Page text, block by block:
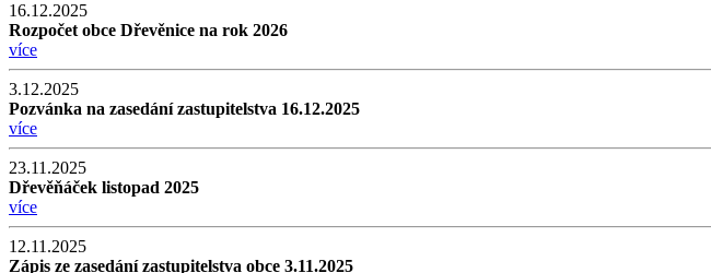
16.12.2025
Rozpočet obce Dřevěnice na rok 2026
více
3.12.2025
Pozvánka na zasedání zastupitelstva 16.12.2025
více
23.11.2025
Dřevěňáček listopad 2025
více
12.11.2025
Zápis ze zasedání zastupitelstva obce 3.11.2025